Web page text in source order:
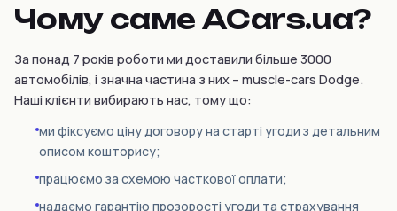
Чому саме ACars.ua?
За понад 7 років роботи ми доставили більше 3000
автомобілів, і значна частина з них – muscle-cars Dodge.
Наші клієнти вибирають нас, тому що:
ми фіксуємо ціну договору на старті угоди з детальним
описом кошторису;
працюємо за схемою часткової оплати;
надаємо гарантію прозорості угоди та страхування